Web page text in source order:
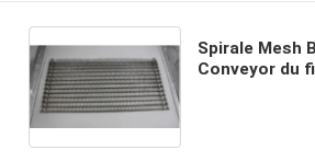
Spirale Mesh
Conveyor du